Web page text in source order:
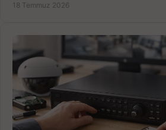
18 Temmuz 2026